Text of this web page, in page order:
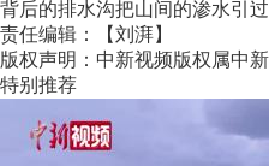
背后的排水沟把山间的渗水引
责任编辑：【刘湃】
版权声明：中新视频版权属中
特别推荐